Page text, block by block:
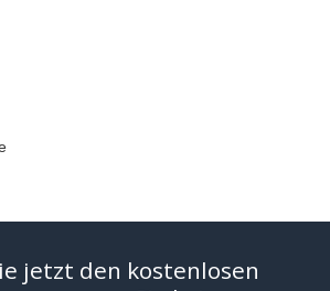
jetzt den kostenlosen